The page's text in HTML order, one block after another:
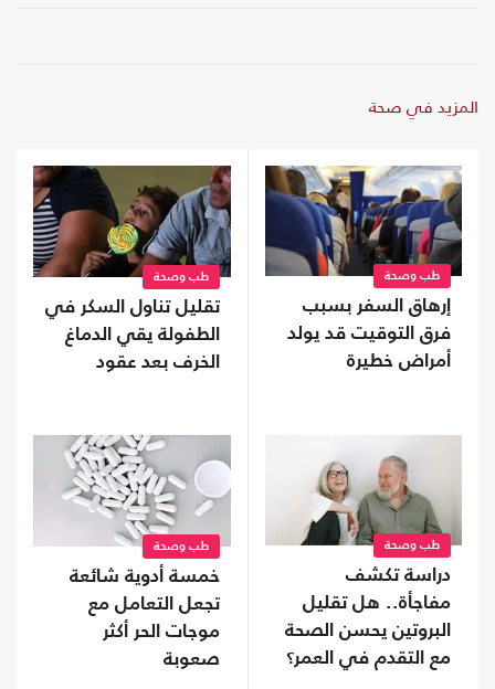
المزيد في صحة
طب وصحة
إرهاق السفر بسبب
فرق التوقيت قد يولد
أمراض خطيرة
طب وصحة
تقليل تناول السكر في
الطفولة يقي الدماغ
الخرف بعد عقود
طب وصحة
دراسة تكشف
مفاجأة.. هل تقليل
البروتين يحسن الصحة
مع التقدم في العمر؟
طب وصحة
خمسة أدوية شائعة
تجعل التعامل مع
موجات الحر أكثر
صعوبة